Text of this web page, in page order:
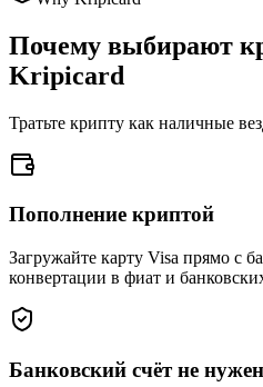
Почему выбирают
Kripicard
Тратьте крипту как наличные
Пополнение криптой
Загружайте карту Visa прямо с
конвертации в фиат и
Банковский счёт не нужен